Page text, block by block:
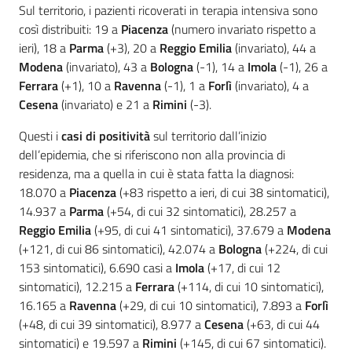
Sul territorio, i pazienti ricoverati in terapia intensiva sono
così distribuiti: 19 a Piacenza(numero invariato rispetto a
ieri), 18 a Parma(+3), 20 a Reggio Emilia(invariato), 44 a
Modena(invariato), 43 a Bologna(-1), 14 a Imola(-1), 26 a
Ferrara(+1), 10 a Ravenna(-1), 1 a Forlì(invariato), 4 a
Cesena(invariato) e 21 a Rimini (-3).
Questi icasi di positivitàsul territorio dall’inizio
dell’epidemia, che si riferiscono non alla provincia di
residenza, ma a quella in cui è stata fatta la diagnosi:
18.070 a Piacenza(+83 rispetto a ieri, di cui 38 sintomatici),
14.937 a Parma(+54, di cui 32 sintomatici), 28.257 a
Reggio Emilia(+95, di cui 41 sintomatici), 37.679 a Modena
(+121, di cui 86 sintomatici), 42.074 a Bologna(+224, di cui
153 sintomatici), 6.690 casi a Imola(+17, di cui 12
sintomatici), 12.215 a Ferrara(+114, di cui 10 sintomatici),
16.165 a Ravenna(+29, di cui 10 sintomatici), 7.893 a Forlì
(+48, di cui 39 sintomatici), 8.977 aCesena(+63, di cui 44
sintomatici) e 19.597 a Rimini (+145, di cui 67 sintomatici).